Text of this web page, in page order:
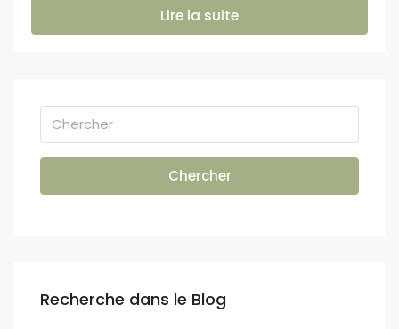
Lire la suite
Chercher
Recherche dans le Blog